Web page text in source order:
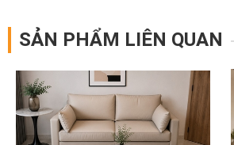
SẢN PHẨM LIÊN QUAN